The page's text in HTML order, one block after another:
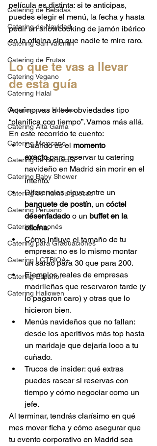
Catering de Bebidas
Catering de Navidad
Catering San Valentin
Catering de Frutas
Catering Vegano
Catering Halal
Catering para Hoteles
Catering Alta Gama
Catering Mexicano
Catering de Barbacoa
Catering Baby Shower
Catering de Hamburguesas
Catering Peruano
Catering Japonés
Catering para Graduaciones
Catering LGTBIQA+
Catering Español
Catering Hallowen
película es distinta: si te anticipas,
puedes elegir el menú, la fecha y hasta
pedir un showcooking de jamón ibérico
en la oficina sin que nadie te mire raro.
Lo que te vas a llevar
de esta guía
Aquí no vas a leer obviedades tipo
“planifica con tiempo”. Vamos más allá.
En este recorrido te cuento:
Cuándo es el momento
exacto para reservar tu catering
navideño en Madrid sin morir en el
intento.
Diferencias clave entre un
banquete de postín, un cóctel
desenfadado o un buffet en la
oficina.
Cómo influye el tamaño de tu
empresa: no es lo mismo montar
un sarao para 30 que para 200.
Ejemplos reales de empresas
madrileñas que reservaron tarde (y
lo pagaron caro) y otras que lo
hicieron bien.
Menús navideños que no fallan:
desde los aperitivos más top hasta
un maridaje que dejaría loco a tu
cuñado.
Trucos de insider: qué extras
puedes rascar si reservas con
tiempo y cómo negociar como un
jefe.
Al terminar, tendrás clarísimo en qué
mes mover ficha y cómo asegurar que
tu evento corporativo en Madrid sea